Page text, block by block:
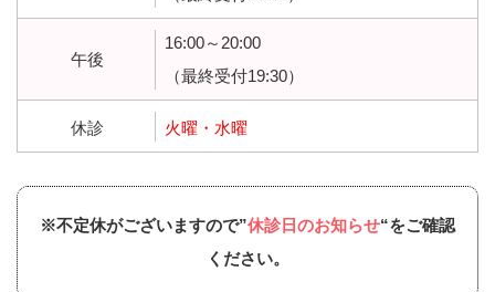
午後
16:00～20:00
（最終受付19:30）
休診 火曜・水曜
※不定休がございますので”休診日のお知らせ“をご確認
ください。